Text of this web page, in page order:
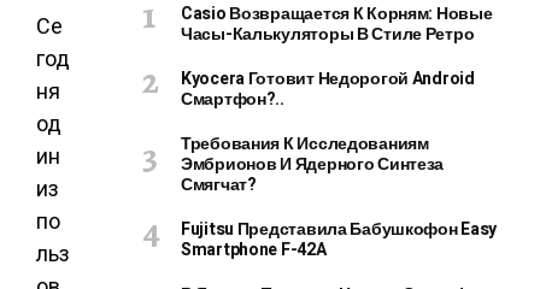
Се
год
ня
од
ин
из
по
льз
Casio Возвращается К Корням: Новые
Часы-Калькуляторы В Стиле Ретро
Kyocera Готовит Недорогой Android
Смартфон?..
Требования К Исследованиям
Эмбрионов И Ядерного Синтеза
Смягчат?
Fujitsu Представила Бабушкофон Easy
Smartphone F-42A